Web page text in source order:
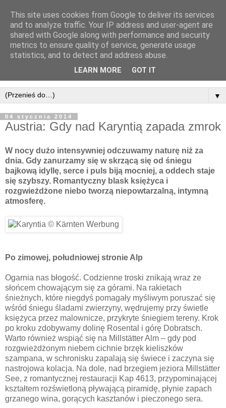
▼
04 stycznia 2014
Austria: Gdy nad Karyntią zapada zmrok
W nocy dużo intensywniej odczuwamy naturę niż za
dnia. Gdy zanurzamy się w skrzącą się od śniegu
bajkową idyllę, serce i puls biją mocniej, a oddech staje
się szybszy. Romantyczny blask księżyca i
rozgwieżdżone niebo tworzą niepowtarzalną, intymną
atmosferę.
Po zimowej, południowej stronie Alp
Ogarnia nas błogość. Codzienne troski znikają wraz ze
słońcem chowającym się za górami. Na rakietach
śnieżnych, które niegdyś pomagały myśliwym poruszać się
wśród śniegu śladami zwierzyny, wędrujemy przy świetle
księżyca przez malownicze, przykryte śniegiem tereny. Krok
po kroku zdobywamy dolinę Rosental i górę Dobratsch.
Warto również wspiąć się na Millstätter Alm – gdy pod
rozgwieżdżonym niebem cichnie brzęk kieliszków
szampana, w schronisku zapalają się świece i zaczyna się
nastrojowa kolacja. Na dole, nad brzegiem jeziora Millstätter
See, z romantycznej restauracji Kap 4613, przypominającej
kształtem rozświetloną pływającą piramidę, płynie zapach
grzanego wina, gorących kasztanów i pieczonego sera.
This site uses cookies from Google to deliver its services
and to analyze traffic. Your IP address and user-agent are
shared with Google along with performance and security
metrics to ensure quality of service, generate usage
statistics, and to detect and address abuse.
LEARN MORE GOT IT